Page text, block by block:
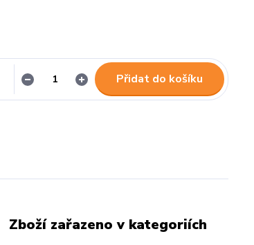
Přidat do košíku
Zboží zařazeno v kategoriích